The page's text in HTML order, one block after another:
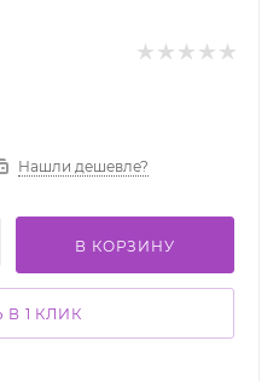
Нашли дешевле?
В КОРЗИНУ
В 1 КЛИК